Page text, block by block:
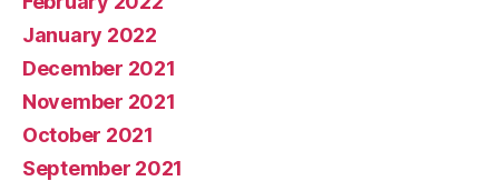
January 2022
December 2021
November 2021
October 2021
September 2021